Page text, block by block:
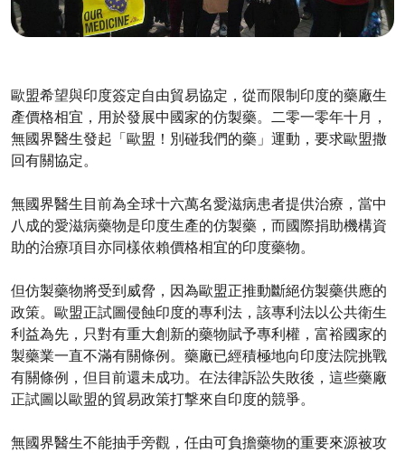
歐盟希望與印度簽定自由貿易協定，從而限制印度的藥廠生
產價格相宜，用於發展中國家的仿製藥。二零一零年十月，
無國界醫生發起「歐盟！別碰我們的藥」運動，要求歐盟撒
回有關協定。
無國界醫生目前為全球十六萬名愛滋病患者提供治療，當中
八成的愛滋病藥物是印度生產的仿製藥，而國際捐助機構資
助的治療項目亦同樣依賴價格相宜的印度藥物。
但仿製藥物將受到威脅，因為歐盟正推動斷絕仿製藥供應的
政策。歐盟正試圖侵蝕印度的專利法，該專利法以公共衛生
利益為先，只對有重大創新的藥物賦予專利權，富裕國家的
製藥業一直不滿有關條例。藥廠已經積極地向印度法院挑戰
有關條例，但目前還未成功。在法律訴訟失敗後，這些藥廠
正試圖以歐盟的貿易政策打撃來自印度的競爭。
無國界醫生不能抽手旁觀，任由可負擔藥物的重要來源被攻